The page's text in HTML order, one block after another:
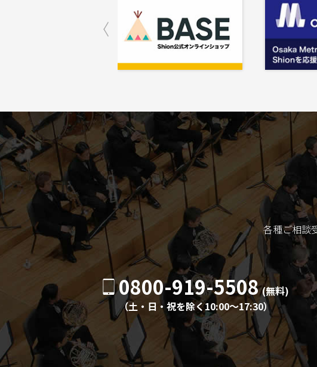
各種ご相談
0800-919-5508 (無料)
（土・日・祝を除く10:00〜17:30）